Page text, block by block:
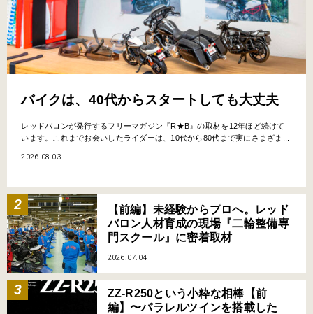
バイクは、40代からスタートしても大丈夫
レッドバロンが発行するフリーマガジン『R★B』の取材を12年ほど続けて
います。これまでお会いしたライダーは、10代から80代まで実にさまざま...
2026.08.03
【前編】未経験からプロへ。レッド
バロン人材育成の現場『二輪整備専
門スクール』に密着取材
2026.07.04
ZZ-R250という小粋な相棒【前
編】〜パラレルツインを搭載した